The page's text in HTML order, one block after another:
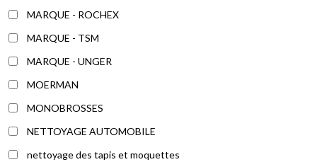
MARQUE - ROCHEX
MARQUE - TSM
MARQUE - UNGER
MOERMAN
MONOBROSSES
NETTOYAGE AUTOMOBILE
nettoyage des tapis et moquettes